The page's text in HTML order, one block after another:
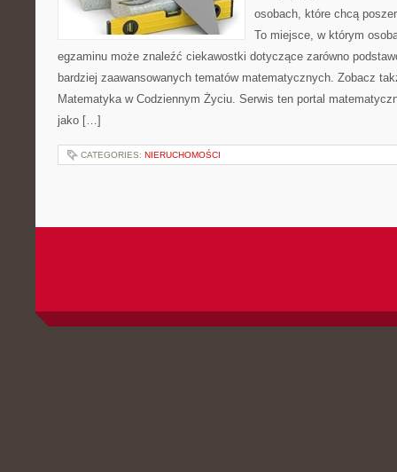
osobach, które chcą
To miejsce, w którym
egzaminu może znaleźć ciekawostki dotyczące zarówno
bardziej zaawansowanych tematów matematycznych. Zobacz
Matematyka w Codziennym Życiu. Serwis ten portal
jako […]
CATEGORIES: NIERUCHOMOŚCI